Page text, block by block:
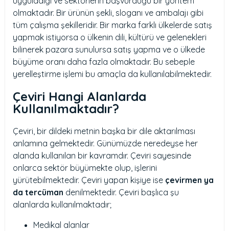
olmaktadır. Bir ürünün şekli, sloganı ve ambalajı gibi
tüm çalışma şekilleridir. Bir marka farklı ülkelerde satış
yapmak istiyorsa o ülkenin dili, kültürü ve gelenekleri
bilinerek pazara sunulursa satış yapma ve o ülkede
büyüme oranı daha fazla olmaktadır. Bu sebeple
yerelleştirme işlemi bu amaçla da kullanılabilmektedir.
Çeviri Hangi Alanlarda
Kullanılmaktadır?
Çeviri, bir dildeki metnin başka bir dile aktarılması
anlamına gelmektedir. Günümüzde neredeyse her
alanda kullanılan bir kavramdır. Çeviri sayesinde
onlarca sektör büyümekte olup, işlerini
yürütebilmektedir. Çeviri yapan kişiye ise çevirmen ya
da tercüman denilmektedir. Çeviri başlıca şu
alanlarda kullanılmaktadır;
Medikal alanlar